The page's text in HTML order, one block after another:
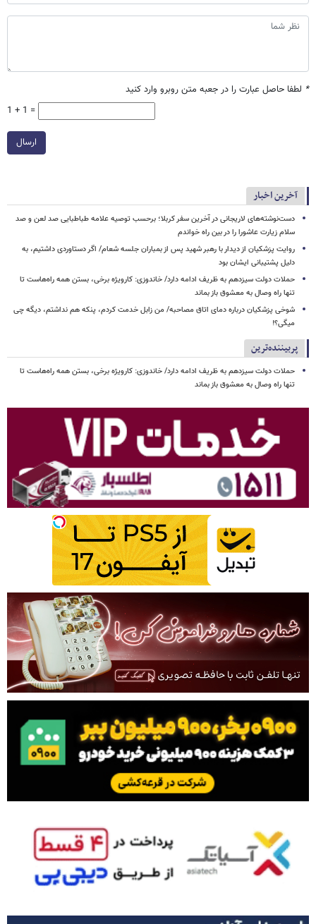
* لطفا حاصل عبارت را در جعبه متن روبرو وارد کنید
1 + 1 =
ارسال
آخرین اخبار
دست‌نوشته‌های لاریجانی در آخرین سفر کربلا؛ برحسب توصیه علامه طباطبایی صد لعن و صد
سلام زیارت عاشورا را در بین راه خواندم
روایت پزشکیان از دیدار با رهبر شهید پس از بمباران جلسه شعام/ اگر دستاوردی داشتیم، به
دلیل پشتیبانی ایشان بود
حملات دولت سیزدهم به ظریف ادامه دارد/ خاندوزی: کارویژه برخی، بستن همه راه‌هاست تا
تنها راه وصال به معشوق باز بماند
شوخی پزشکیان درباره دمای اتاق مصاحبه/ من زابل خدمت کردم، پنکه هم نداشتم، دیگه چی
میگی؟!
پربیننده‌ترین
حملات دولت سیزدهم به ظریف ادامه دارد/ خاندوزی: کارویژه برخی، بستن همه راه‌هاست تا
تنها راه وصال به معشوق باز بماند